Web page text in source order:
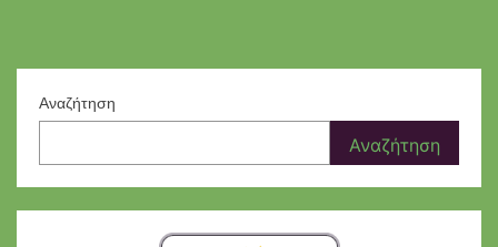
Αναζήτηση
Αναζήτηση